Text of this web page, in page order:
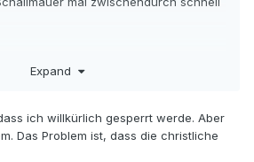
Expand
ich willkürlich gesperrt werde. Aber
Das Problem ist, dass die christliche